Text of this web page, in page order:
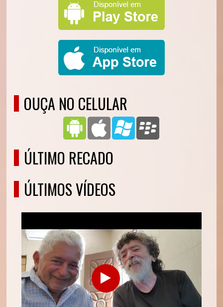
OUÇA NO CELULAR
ÚLTIMO RECADO
ÚLTIMOS VÍDEOS